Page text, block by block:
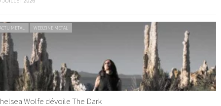
METAL WEBZINE METAL
Wolfe dévoile The Dark